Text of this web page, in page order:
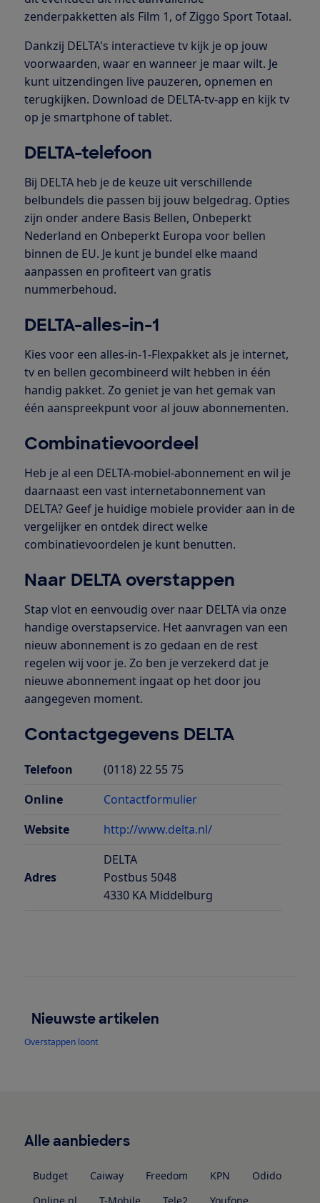
zenderpakketten als Film 1, of Ziggo Sport Totaal.
Dankzij DELTA's interactieve tv kijk je op jouw
voorwaarden, waar en wanneer je maar wilt. Je
kunt uitzendingen live pauzeren, opnemen en
terugkijken. Download de DELTA-tv-app en kijk tv
op je smartphone of tablet.
DELTA-telefoon
Bij DELTA heb je de keuze uit verschillende
belbundels die passen bij jouw belgedrag. Opties
zijn onder andere Basis Bellen, Onbeperkt
Nederland en Onbeperkt Europa voor bellen
binnen de EU. Je kunt je bundel elke maand
aanpassen en profiteert van gratis
nummerbehoud.
DELTA-alles-in-1
Kies voor een alles-in-1-Flexpakket als je internet,
tv en bellen gecombineerd wilt hebben in één
handig pakket. Zo geniet je van het gemak van
één aanspreekpunt voor al jouw abonnementen.
Combinatievoordeel
Heb je al een DELTA-mobiel-abonnement en wil je
daarnaast een vast internetabonnement van
DELTA? Geef je huidige mobiele provider aan in de
vergelijker en ontdek direct welke
combinatievoordelen je kunt benutten.
Naar DELTA overstappen
Stap vlot en eenvoudig over naar DELTA via onze
handige overstapservice. Het aanvragen van een
nieuw abonnement is zo gedaan en de rest
regelen wij voor je. Zo ben je verzekerd dat je
nieuwe abonnement ingaat op het door jou
aangegeven moment.
Contactgegevens DELTA
Telefoon
(0118) 22 55 75
Online
Contactformulier
Website
http://www.delta.nl/
Adres
DELTA
Postbus 5048
4330 KA Middelburg
Nieuwste artikelen
Overstappen loont
Alle aanbieders
Budget Caiway Freedom KPN
Odido
Online.nl
T-Mobile Tele2
Youfone